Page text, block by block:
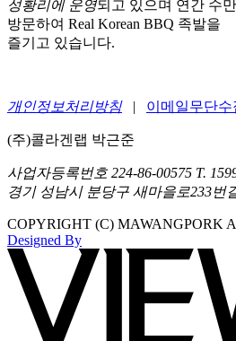
성황리에 운영되고 있으며 연간 수만
방문하여 Real Korean BBQ 족발을
즐기고 있습니다.
개인정보처리방침 | 이메일무단수
(주)콜라겐랩 박근준
사업자등록번호 224-86-00575 T.
경기 성남시 분당구 새마을로233번
COPYRIGHT (C) MAWANGPORK
Designed By